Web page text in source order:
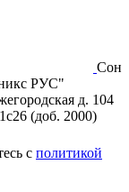
Сон
РУС"
д. 104
(доб. 2000)
с политикой